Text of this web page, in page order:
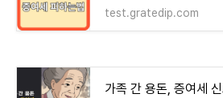
test.gratedip.com
가족 간 용돈, 증여세